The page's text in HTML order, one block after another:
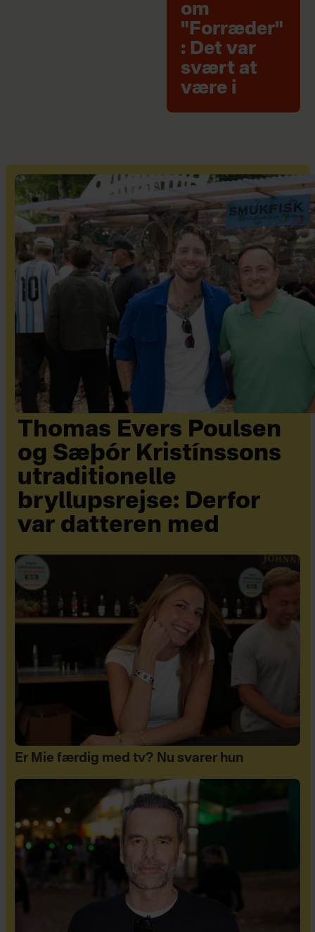
om
"Forræder"
: Det var
svært at
være i
Thomas Evers Poulsen
og Sæþór Kristínssons
utraditionelle
bryllupsrejse: Derfor
var datteren med
Er Mie færdig med tv? Nu svarer hun